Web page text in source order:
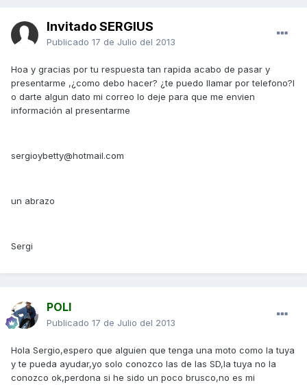
Invitado SERGIUS
Publicado 17 de Julio del 2013
Hoa y gracias por tu respuesta tan rapida acabo de pasar y
presentarme ,¿como debo hacer? ¿te puedo llamar por telefono?l
o darte algun dato mi correo lo deje para que me envien
información al presentarme
sergioybetty@hotmail.com
un abrazo
Sergi
POLI
Publicado 17 de Julio del 2013
Hola Sergio,espero que alguien que tenga una moto como la tuya
y te pueda ayudar,yo solo conozco las de las SD,la tuya no la
conozco ok,perdona si he sido un poco brusco,no es mi